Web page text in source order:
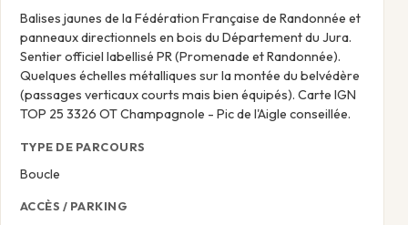
Balises jaunes de la Fédération Française de Randonnée et
panneaux directionnels en bois du Département du Jura.
Sentier officiel labellisé PR (Promenade et Randonnée).
Quelques échelles métalliques sur la montée du belvédère
(passages verticaux courts mais bien équipés). Carte IGN
TOP 25 3326 OT Champagnole - Pic de l'Aigle conseillée.
TYPE DE PARCOURS
Boucle
ACCÈS / PARKING